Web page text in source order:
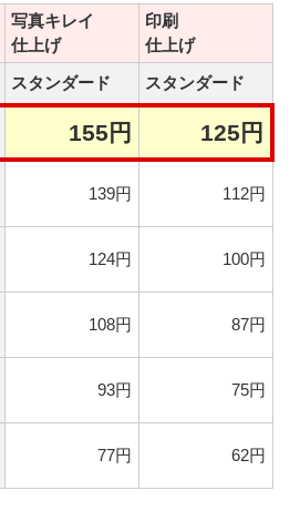
写真キレイ
仕上げ
印刷
仕上げ
スタンダード スタンダード
155円 125円
139円 112円
124円 100円
108円 87円
93円 75円
77円 62円